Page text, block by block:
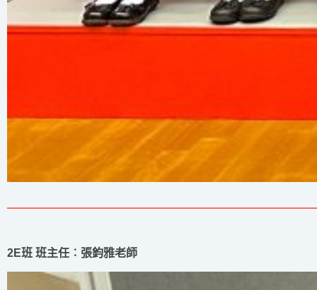
2E班 班主任︰張鈞雅老師